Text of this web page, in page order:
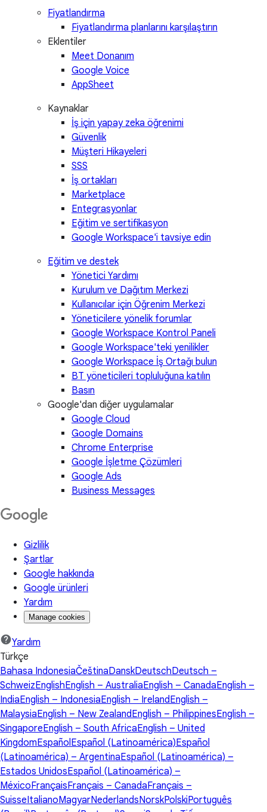
Fiyatlandırma
Fiyatlandırma planlarını karşılaştırın
Eklentiler
Meet Donanım
Google Voice
AppSheet
Kaynaklar
İş için yapay zeka öğrenimi
Güvenlik
Müşteri Hikayeleri
SSS
İş ortakları
Marketplace
Entegrasyonlar
Eğitim ve sertifikasyon
Google Workspace'i tavsiye edin
Eğitim ve destek
Yönetici Yardımı
Kurulum ve Dağıtım Merkezi
Kullanıcılar için Öğrenim Merkezi
Yöneticilere yönelik forumlar
Google Workspace Kontrol Paneli
Google Workspace'teki yenilikler
Google Workspace İş Ortağı bulun
BT yöneticileri topluluğuna katılın
Basın
Google'dan diğer uygulamalar
Google Cloud
Google Domains
Chrome Enterprise
Google İşletme Çözümleri
Google Ads
Business Messages
Gizlilik
Şartlar
Google hakkında
Google ürünleri
Yardım
Manage cookies
Yardım
Türkçe
Bahasa IndonesiaČeštinaDanskDeutschDeutsch –
SchweizEnglishEnglish – AustraliaEnglish – CanadaEnglish –
IndiaEnglish – IndonesiaEnglish – IrelandEnglish –
MalaysiaEnglish – New ZealandEnglish – PhilippinesEnglish –
SingaporeEnglish – South AfricaEnglish – United
KingdomEspañol Español (Latinoamérica)Español
(Latinoamérica) – ArgentinaEspañol (Latinoamérica) –
Estados UnidosEspañol (Latinoamérica) –
MéxicoFrançaisFrançais – CanadaFrançais –
SuisseItalianoMagyarNederlandsNorskPolskiPortuguês